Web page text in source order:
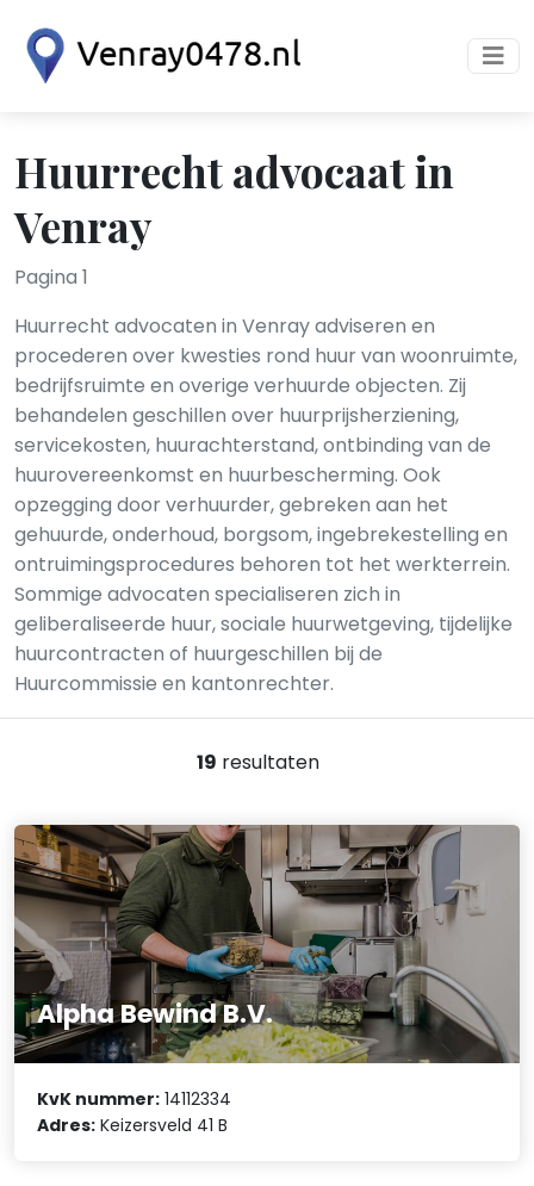
Huurrecht advocaat in
Venray
Pagina 1
Huurrecht advocaten in Venray adviseren en
procederen over kwesties rond huur van woonruimte,
bedrijfsruimte en overige verhuurde objecten. Zij
behandelen geschillen over huurprijsherziening,
servicekosten, huurachterstand, ontbinding van de
huurovereenkomst en huurbescherming. Ook
opzegging door verhuurder, gebreken aan het
gehuurde, onderhoud, borgsom, ingebrekestelling en
ontruimingsprocedures behoren tot het werkterrein.
Sommige advocaten specialiseren zich in
geliberaliseerde huur, sociale huurwetgeving, tijdelijke
huurcontracten of huurgeschillen bij de
Huurcommissie en kantonrechter.
19 resultaten
Alpha Bewind B.V.
KvK nummer: 14112334
Adres: Keizersveld 41 B